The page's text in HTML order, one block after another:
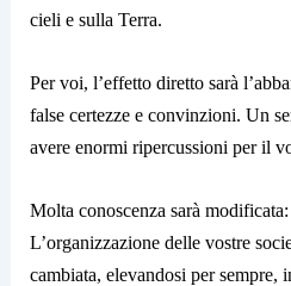
cieli e sulla Terra.
Per voi, l’effetto diretto sarà
false certezze e convinzioni. Un
avere enormi ripercussioni per il
Molta conoscenza sarà
L’organizzazione delle vostre
cambiata, elevandosi per sempre,